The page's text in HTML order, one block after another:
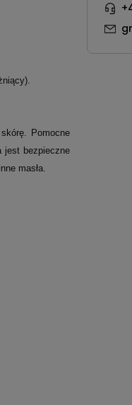
skórę. Pomocne
jest bezpieczne
masła.